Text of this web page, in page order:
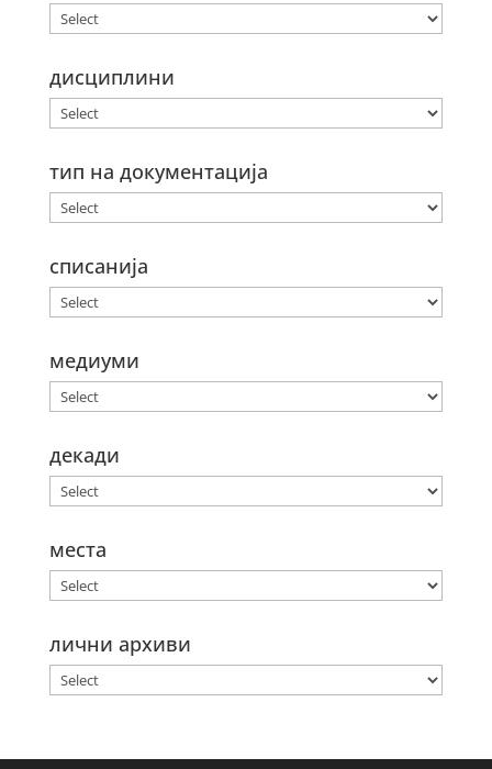
дисциплини
тип на документација
списанија
медиуми
декади
места
лични архиви